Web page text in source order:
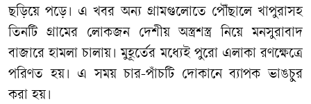
ছড়িয়ে পড়ে। এ খবর অন্য গ্রামগুলোতে পৌঁছালে খাপুরাসহ
তিনটি গ্রামের লোকজন দেশীয় অস্ত্রশস্ত্র নিয়ে মনসুরাবাদ
বাজারে হামলা চালায়। মুহূর্তের মধ্যেই পুরো এলাকা রণক্ষেত্রে
পরিণত হয়। এ সময় চার-পাঁচটি দোকানে ব্যাপক ভাঙচুর
করা হয়।